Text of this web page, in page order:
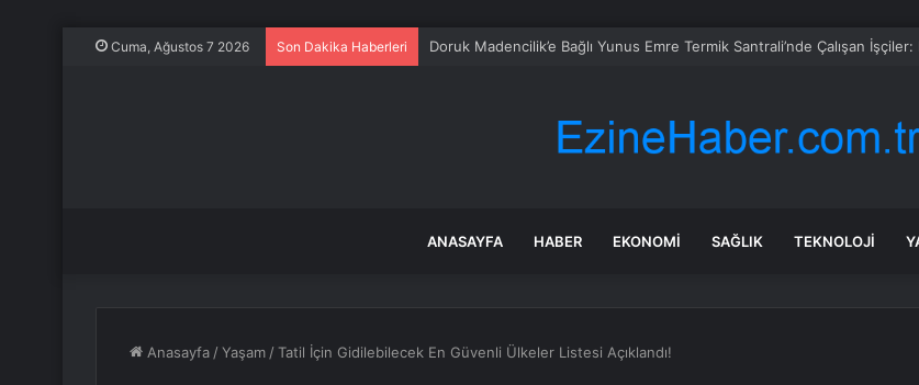
Cuma, Ağustos 7 2026 Son Dakika Haberleri
ANASAYFA HABER EKONOMI SAĞLIK TEKNOLOJI
Anasayfa /Yaşam /Tatil İçin Gidilebilecek En Güvenli Ülkeler Listesi Açıklandı!